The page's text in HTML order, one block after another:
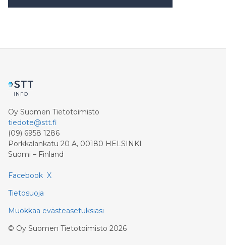
Oy Suomen Tietotoimisto
tiedote@stt.fi
(09) 6958 1286
Porkkalankatu 20 A, 00180 HELSINKI
Suomi – Finland
Facebook X
Tietosuoja
Muokkaa evästeasetuksiasi
© Oy Suomen Tietotoimisto 2026